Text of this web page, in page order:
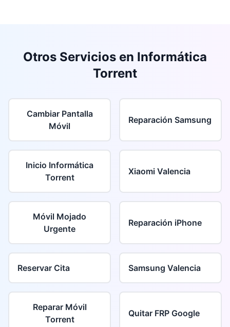
Otros Servicios en Informática
Torrent
Cambiar Pantalla
Móvil
Reparación Samsung
Inicio Informática
Torrent
Xiaomi Valencia
Móvil Mojado
Urgente
Reparación iPhone
Reservar Cita Samsung Valencia
Reparar Móvil
Torrent
Quitar FRP Google